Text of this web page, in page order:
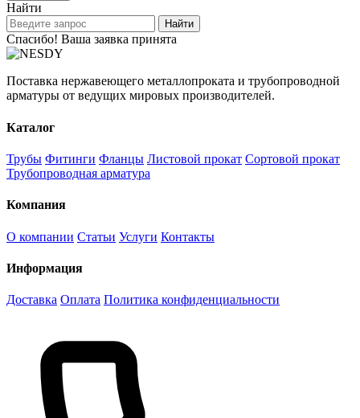
Найти
Найти
Спасибо! Ваша заявка принята
Поставка нержавеющего металлопроката и трубопроводной
арматуры от ведущих мировых производителей.
Каталог
Трубы Фитинги Фланцы Листовой прокат Сортовой прокат
Трубопроводная арматура
Компания
О компании Статьи Услуги Контакты
Информация
Доставка Оплата Политика конфиденциальности